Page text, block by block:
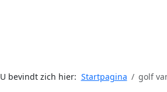
U bevindt zich hier: Startpagina golf